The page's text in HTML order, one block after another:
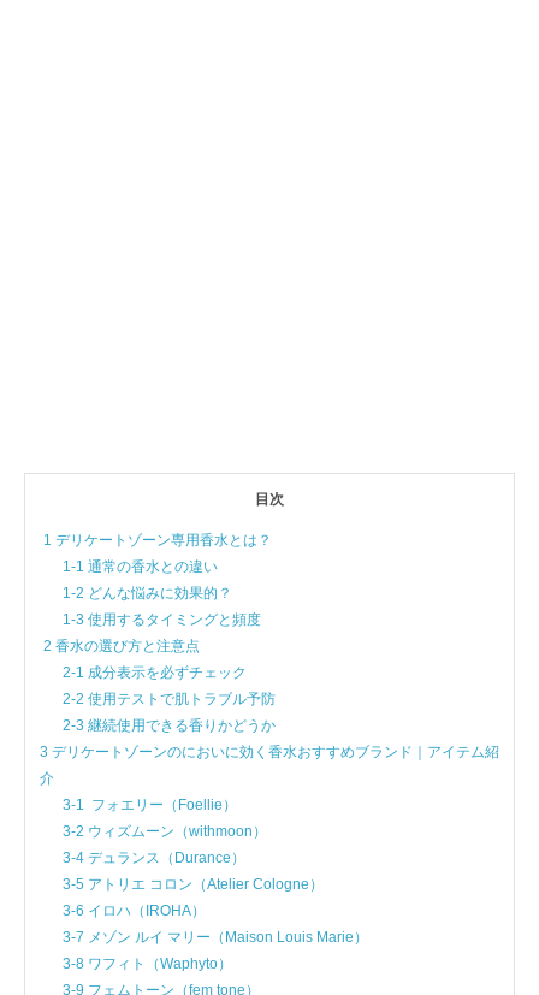
目次
1 デリケートゾーン専用香水とは？
1-1 通常の香水との違い
1-2 どんな悩みに効果的？
1-3 使用するタイミングと頻度
2 香水の選び方と注意点
2-1 成分表示を必ずチェック
2-2 使用テストで肌トラブル予防
2-3 継続使用できる香りかどうか
3 デリケートゾーンのにおいに効く香水おすすめブランド｜アイテム紹
介
3-1 フォエリー（Foellie）
3-2 ウィズムーン（withmoon）
3-4 デュランス（Durance）
3-5 アトリエ コロン（Atelier Cologne）
3-6 イロハ（IROHA）
3-7 メゾン ルイ マリー（Maison Louis Marie）
3-8 ワフィト（Waphyto）
3-9 フェムトーン（fem tone）